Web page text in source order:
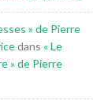
» de Pierre
dans « Le
» de Pierre